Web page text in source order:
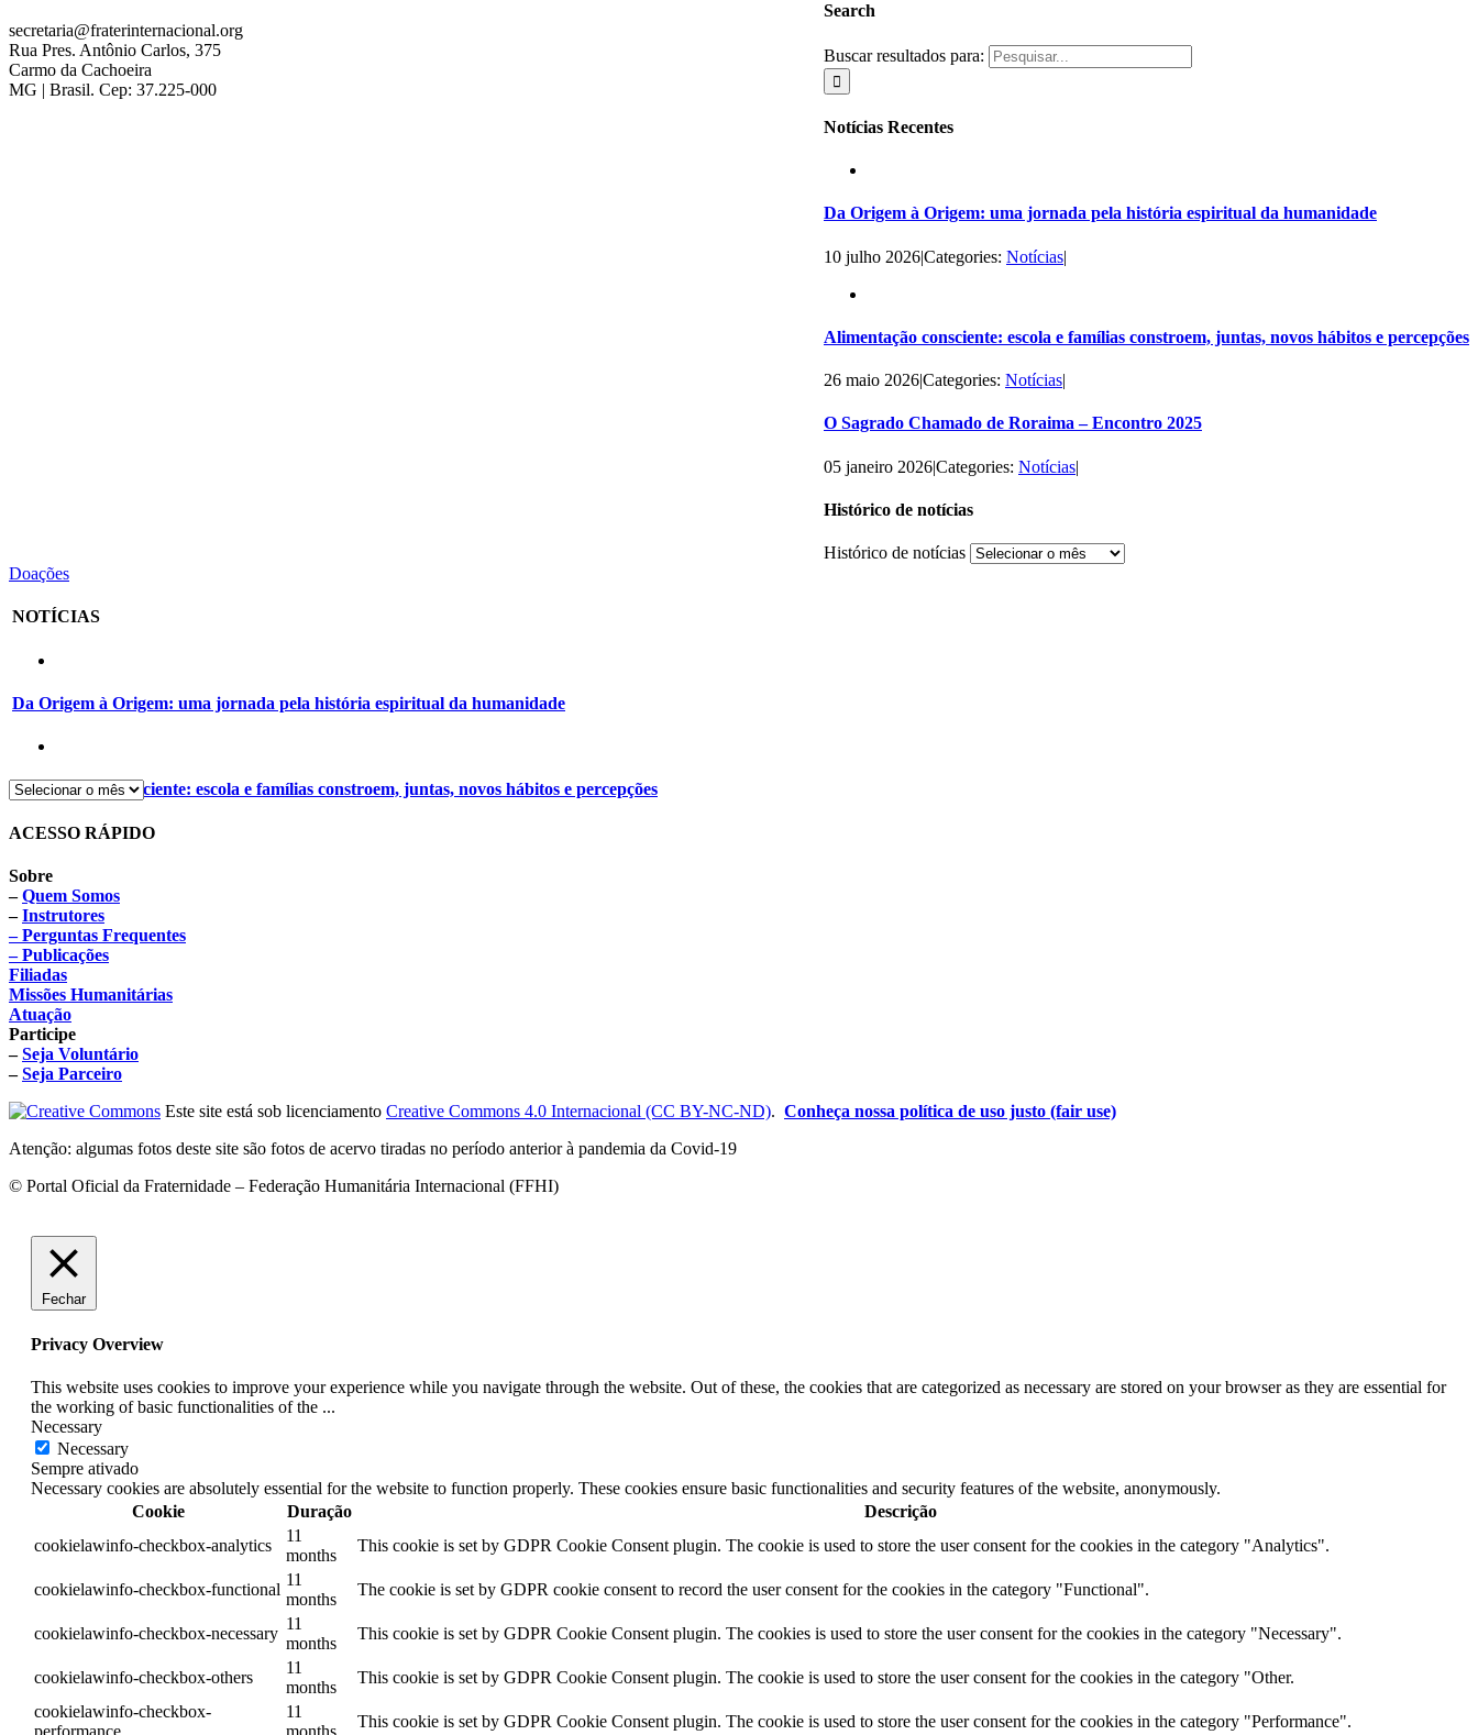
Search
Buscar resultados para:
Notícias Recentes
Da Origem à Origem: uma jornada pela história espiritual da humanidade
10 julho 2026|Categories: Notícias|
Alimentação consciente: escola e famílias constroem, juntas, novos hábitos e percepções
26 maio 2026|Categories: Notícias|
O Sagrado Chamado de Roraima – Encontro 2025
05 janeiro 2026|Categories: Notícias|
Histórico de notícias
Histórico de notícias
secretaria@fraterinternacional.org
Rua Pres. Antônio Carlos, 375
Carmo da Cachoeira
MG | Brasil. Cep: 37.225-000
Doações
NOTÍCIAS
Da Origem à Origem: uma jornada pela história espiritual da humanidade
Alimentação consciente: escola e famílias constroem, juntas, novos hábitos e percepções
ACESSO RÁPIDO
Sobre
–Quem Somos
–Instrutores
– Perguntas Frequentes
– Publicações
Filiadas
Missões Humanitárias
Atuação
Participe
–Seja Voluntário
–Seja Parceiro
Este site está sob licenciamento Creative Commons 4.0 Internacional (CC BY-NC-ND). Conheça nossa política de uso justo (fair use)
Atenção: algumas fotos deste site são fotos de acervo tiradas no período anterior à pandemia da Covid-19
© Portal Oficial da Fraternidade – Federação Humanitária Internacional (FFHI)
Fechar
Privacy Overview
This website uses cookies to improve your experience while you navigate through the website. Out of these, the cookies that are categorized as necessary are stored on your browser as they are essential for
the working of basic functionalities of the ...
Necessary
Necessary
Sempre ativado
Necessary cookies are absolutely essential for the website to function properly. These cookies ensure basic functionalities and security features of the website, anonymously.
Cookie
Duração
Descrição
cookielawinfo-checkbox-analytics
11
months
This cookie is set by GDPR Cookie Consent plugin. The cookie is used to store the user consent for the cookies in the category "Analytics".
cookielawinfo-checkbox-functional
11
months
The cookie is set by GDPR cookie consent to record the user consent for the cookies in the category "Functional".
cookielawinfo-checkbox-necessary
11
months
This cookie is set by GDPR Cookie Consent plugin. The cookies is used to store the user consent for the cookies in the category "Necessary".
cookielawinfo-checkbox-others
11
months
This cookie is set by GDPR Cookie Consent plugin. The cookie is used to store the user consent for the cookies in the category "Other.
cookielawinfo-checkbox-
performance
11
months
This cookie is set by GDPR Cookie Consent plugin. The cookie is used to store the user consent for the cookies in the category "Performance".